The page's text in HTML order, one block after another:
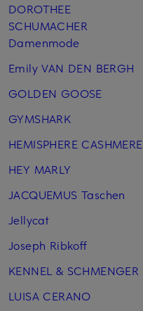
DOROTHEE
SCHUMACHER
Damenmode
Emily VAN DEN BERGH
GOLDEN GOOSE
GYMSHARK
HEMISPHERE CASHMERE
HEY MARLY
JACQUEMUS Taschen
Jellycat
Joseph Ribkoff
KENNEL & SCHMENGER
LUISA CERANO